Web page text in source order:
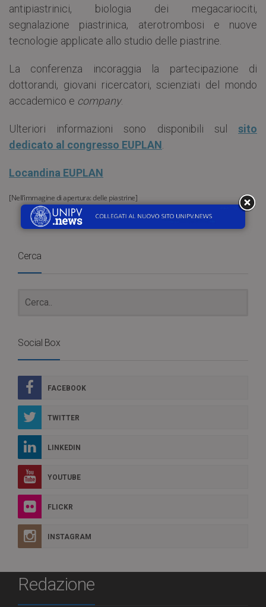
antipiastrinici, biologia dei megacariociti,
segnalazione piastrinica, aterotrombosi e nuove
tecnologie applicate allo studio delle piastrine.
La conferenza incoraggia la partecipazione di
dottorandi, giovani ricercatori, scienziati del mondo
accademico e company.
Ulteriori informazioni sono disponibili sul sito
dedicato al congresso EUPLAN
Locandina EUPLAN
[Nell’immagine di apertura: delle piastrine]
Cerca
Social Box
FACEBOOK
TWITTER
LINKEDIN
YOUTUBE
FLICKR
INSTAGRAM
Redazione